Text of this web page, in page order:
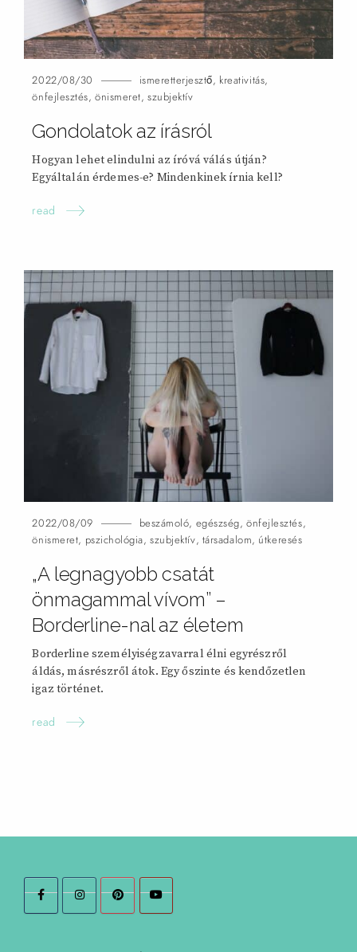
2022/08/30 ismeretterjesztő, kreativitás,
önfejlesztés,önismeret,szubjektív
Gondolatok az írásról
Hogyan lehet elindulni az íróvá válás útján?
Egyáltalán érdemes-e? Mindenkinek írniakell?
read
2022/08/09 beszámoló, egészség,önfejlesztés,
önismeret, pszichológia,szubjektív, társadalom, útkeresés
„A legnagyobb csatát
önmagammal vívom” –
Borderline-nal az életem
Borderline személyiségzavarral élni egyrészről
áldás, másrészről átok. Egy őszinte és kendőzetlen
igaz történet.
read